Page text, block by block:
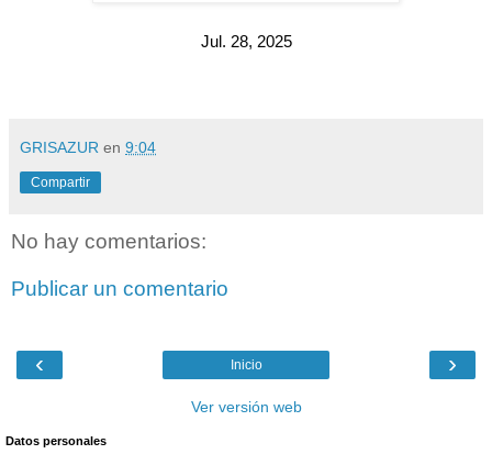
Jul. 28, 2025
GRISAZUR en 9:04
Compartir
No hay comentarios:
Publicar un comentario
‹ ›
Inicio
Ver versión web
Datos personales